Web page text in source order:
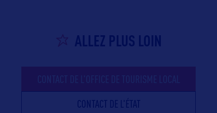
ALLEZ PLUS LOIN
CONTACT DE L'ÉTAT